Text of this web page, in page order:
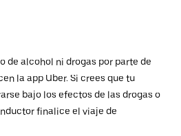
de alcohol ni drogas por parte de
la app Uber. Si crees que tu
bajo los efectos de las drogas o
finalice el viaje de